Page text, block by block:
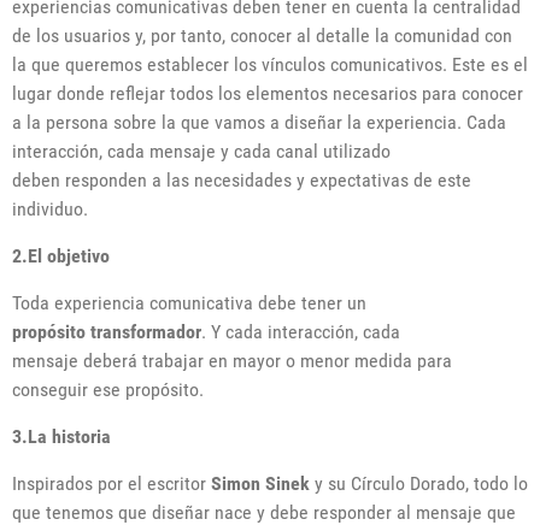
experiencias comunicativas deben tener en cuenta la centralidad
de los usuarios y, por tanto, conocer al detalle la comunidad con
la que queremos establecer los vínculos comunicativos. Este es el
lugar donde reflejar todos los elementos necesarios para conocer
a la persona sobre la que vamos a diseñar la experiencia. Cada
interacción, cada mensaje y cada canal utilizado
deben responden a las necesidades y expectativas de este
individuo.
2.El objetivo
Toda experiencia comunicativa debe tener un
propósito transformador. Y cada interacción, cada
mensaje deberá trabajar en mayor o menor medida para
conseguir ese propósito.
3.La historia
Inspirados por el escritor Simon Sinek y su Círculo Dorado, todo lo
que tenemos que diseñar nace y debe responder al mensaje que